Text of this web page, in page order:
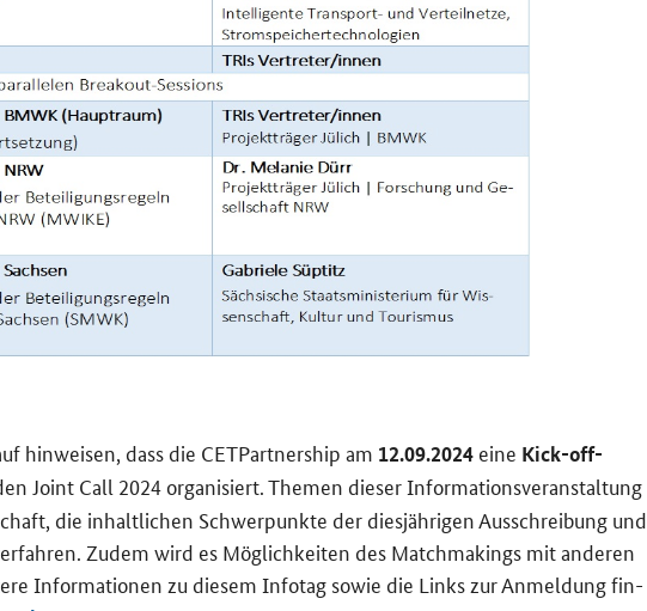
hin­wei­sen, dass die CET­Part­ner­ship am 12.09.2024 eine Kick-​off-
Joint Call 2024 or­ga­ni­siert. The­men die­ser In­for­ma­ti­ons­ver­an­stal­tung
die in­halt­li­chen Schwer­punk­te der dies­jäh­ri­gen Aus­schrei­bung und
Zudem wird es Mög­lich­kei­ten des Matchma­kings mit an­de­ren
In­for­ma­tio­nen zu die­sem In­fo­tag sowie die Links zur An­mel­dung fin­